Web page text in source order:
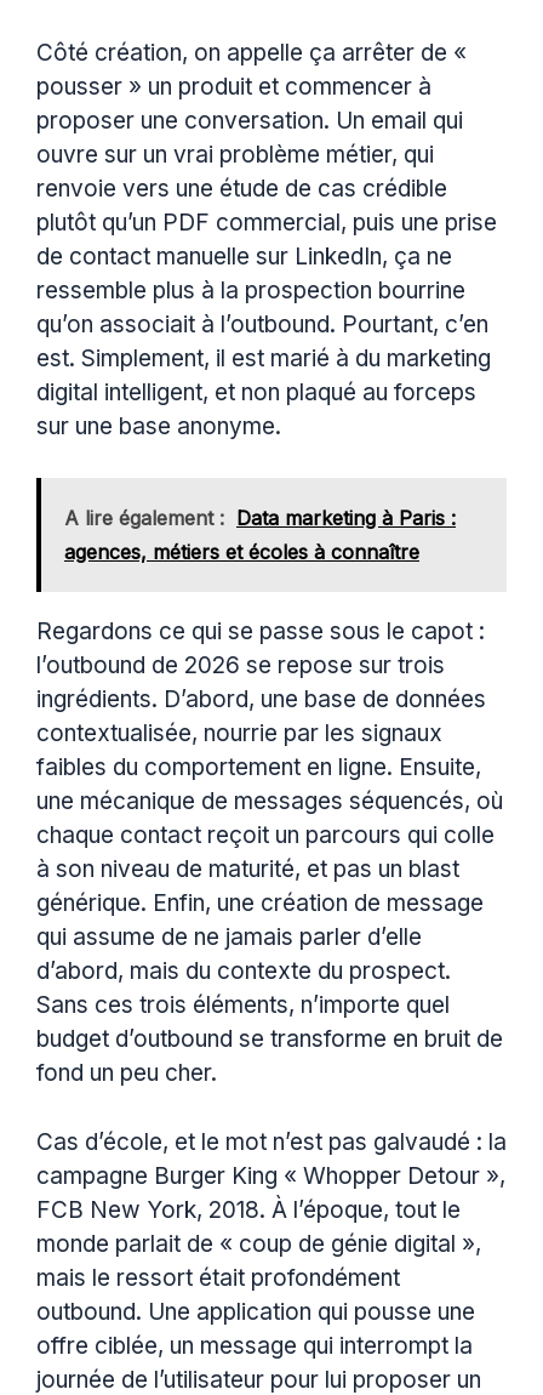
Côté création, on appelle ça arrêter de «
pousser » un produit et commencer à
proposer une conversation. Un email qui
ouvre sur un vrai problème métier, qui
renvoie vers une étude de cas crédible
plutôt qu’un PDF commercial, puis une prise
de contact manuelle sur LinkedIn, ça ne
ressemble plus à la prospection bourrine
qu’on associait à l’outbound. Pourtant, c’en
est. Simplement, il est marié à du marketing
digital intelligent, et non plaqué au forceps
sur une base anonyme.
A lire également : Data marketing à Paris :
agences, métiers et écoles à connaître
Regardons ce qui se passe sous le capot :
l’outbound de 2026 se repose sur trois
ingrédients. D’abord, une base de données
contextualisée, nourrie par les signaux
faibles du comportement en ligne. Ensuite,
une mécanique de messages séquencés, où
chaque contact reçoit un parcours qui colle
à son niveau de maturité, et pas un blast
générique. Enfin, une création de message
qui assume de ne jamais parler d’elle
d’abord, mais du contexte du prospect.
Sans ces trois éléments, n’importe quel
budget d’outbound se transforme en bruit de
fond un peu cher.
Cas d’école, et le mot n’est pas galvaudé : la
campagne Burger King « Whopper Detour »,
FCB New York, 2018. À l’époque, tout le
monde parlait de « coup de génie digital »,
mais le ressort était profondément
outbound. Une application qui pousse une
offre ciblée, un message qui interrompt la
journée de l’utilisateur pour lui proposer un